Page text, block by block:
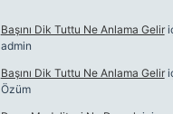
Başını Dik Tuttu Ne Anlama Gelir
admin
Başını Dik Tuttu Ne Anlama Gelir
Özüm